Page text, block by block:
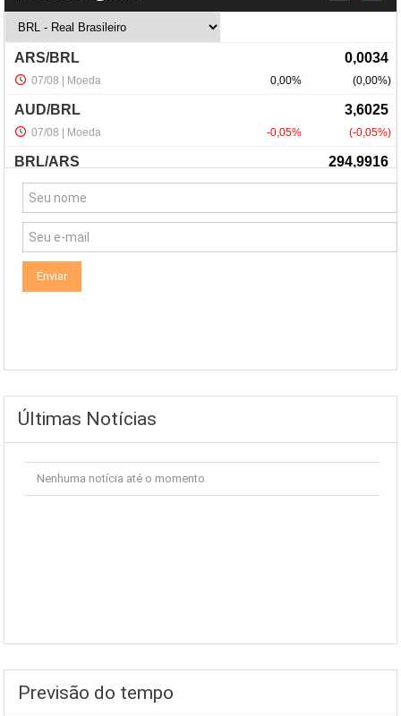
NewsLetter
Últimas Notícias
Nenhuma notícia até o momento
Previsão do tempo